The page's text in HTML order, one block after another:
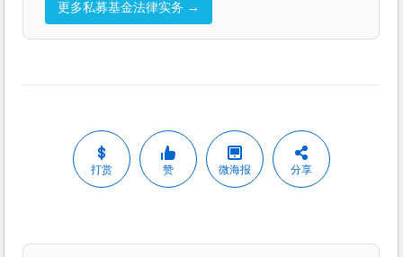
更多私募基金法律实务 →
打赏 赞 微海报 分享